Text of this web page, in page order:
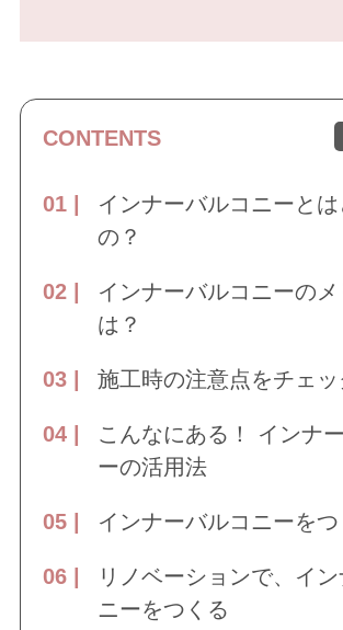
CONTENTS
インナーバルコニーとは
の？
インナーバルコニーのメ
は？
施工時の注意点をチェッ
こんなにある！ インナ
ーの活用法
インナーバルコニーをつ
リノベーションで、イ
ニーをつくる